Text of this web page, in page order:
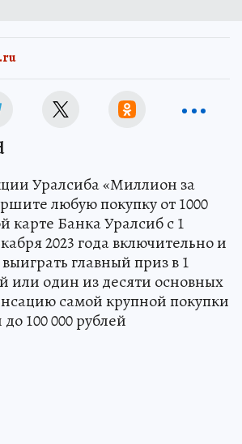
Уралсиба «Миллион за
любую покупку от 1000
карте Банка Уралсиб с 1
2023 года включительно и
главный приз в 1
или один из десяти основных
самой крупной покупки
100 000 рублей